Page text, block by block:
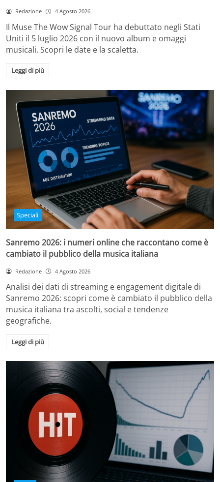
Redazione 4 Agosto 2026
Il Muse The Wow Signal Tour ha debuttato negli Stati
Uniti il 5 luglio 2026 con il nuovo album e omaggi
musicali. Scopri le date e la scaletta.
Leggi di più
Speciali
Sanremo 2026: i numeri online che raccontano come è
cambiato il pubblico della musica italiana
Redazione 4 Agosto 2026
Analisi dei dati di streaming e engagement digitale di
Sanremo 2026: scopri come è cambiato il pubblico della
musica italiana tra ascolti, social e tendenze
geografiche.
Leggi di più